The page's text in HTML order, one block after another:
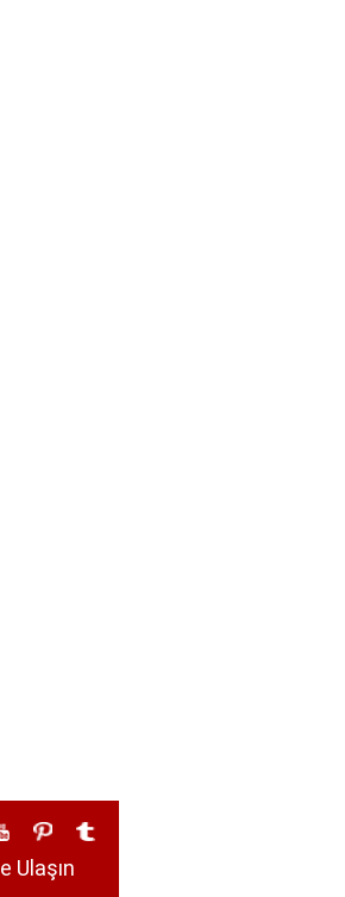
Ulaşın